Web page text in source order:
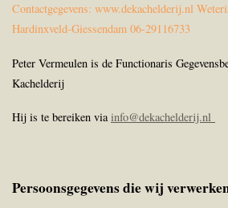
Contactgegevens: www.dekachelderij.nl
Hardinxveld-Giessendam 06-29116733
Peter Vermeulen is de Functionaris
Kachelderij
Hij is te bereiken via info@dekachelderij.nl
Persoonsgegevens die wij